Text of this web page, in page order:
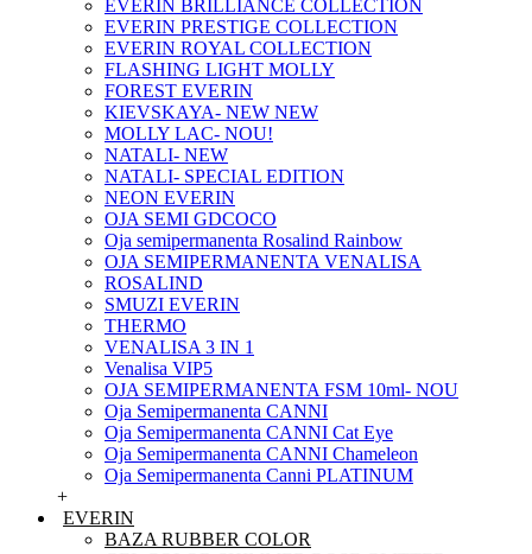
EVERIN BRILLIANCE COLLECTION
EVERIN PRESTIGE COLLECTION
EVERIN ROYAL COLLECTION
FLASHING LIGHT MOLLY
FOREST EVERIN
KIEVSKAYA- NEW NEW
MOLLY LAC- NOU!
NATALI- NEW
NATALI- SPECIAL EDITION
NEON EVERIN
OJA SEMI GDCOCO
Oja semipermanenta Rosalind Rainbow
OJA SEMIPERMANENTA VENALISA
ROSALIND
SMUZI EVERIN
THERMO
VENALISA 3 IN 1
Venalisa VIP5
OJA SEMIPERMANENTA FSM 10ml- NOU
Oja Semipermanenta CANNI
Oja Semipermanenta CANNI Cat Eye
Oja Semipermanenta CANNI Chameleon
Oja Semipermanenta Canni PLATINUM
+
EVERIN
BAZA RUBBER COLOR